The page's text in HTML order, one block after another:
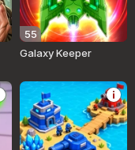
55
Galaxy Keeper